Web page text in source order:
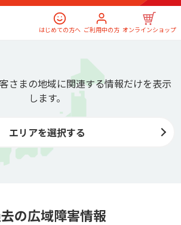
はじめての方へ ご利用中の方 オンラインショップ
さまの地域に関連する情報だけを表示
します。
エリアを選択する
の広域障害情報